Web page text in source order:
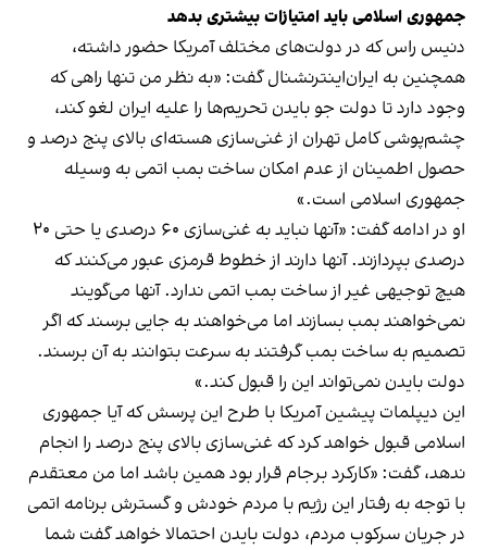
جمهوری اسلامی باید امتیازات بیشتری بدهد
دنیس راس که در دولت‌های مختلف آمریکا حضور داشته،
همچنین به ایران‌اینترنشنال گفت: «به نظر من تنها راهی که
وجود دارد تا دولت جو بایدن تحریم‌ها را علیه ایران لغو کند،
چشم‌پوشی کامل تهران از غنی‌سازی هسته‌ای بالای پنج درصد و
حصول اطمینان از عدم امکان ساخت بمب اتمی به وسیله
جمهوری اسلامی است.»
او در ادامه گفت: «آنها نباید به غنی‌سازی ۶۰ درصدی یا حتی ۲۰
درصدی بپردازند. آنها دارند از خطوط قرمزی عبور می‌کنند که
هیچ توجیهی غیر از ساخت بمب اتمی ندارد. آنها می‌گویند
نمی‌خواهند بمب بسازند اما می‌خواهند به جایی برسند که اگر
تصمیم به ساخت بمب گرفتند به سرعت بتوانند به آن برسند.
دولت بایدن نمی‌تواند این را قبول کند.»
این دیپلمات پیشین آمریکا با طرح این پرسش که آیا جمهوری
اسلامی قبول خواهد کرد که غنی‌سازی بالای پنج درصد را انجام
ندهد، گفت: «کارکرد برجام قرار بود همین باشد اما من معتقدم
با توجه به رفتار این رژیم با مردم خودش و گسترش برنامه اتمی
در جریان سرکوب مردم، دولت بایدن احتمالا خواهد گفت شما